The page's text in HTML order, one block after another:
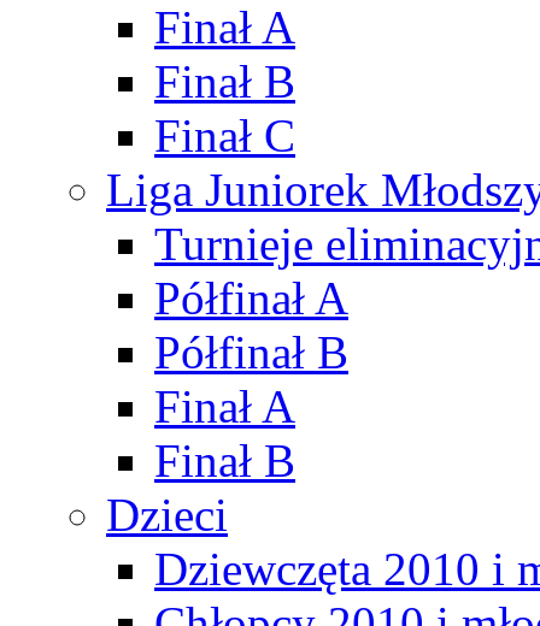
Finał A
Finał B
Finał C
Liga Juniorek
Turnieje
Półfinał A
Półfinał B
Finał A
Finał B
Dzieci
Dziewczęta 2010 i